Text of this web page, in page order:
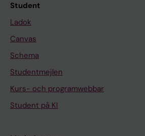
Student
Ladok
Canvas
Schema
Studentmejlen
Kurs- och programwebbar
Student på KI